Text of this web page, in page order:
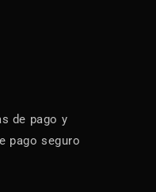
de pago y
pago seguro